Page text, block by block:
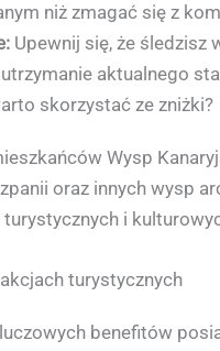
niż zmagać się z
Upewnij się, że śledzisz
aktualnego
skorzystać ze zniżki?
Wysp
oraz innych wysp
i
turystycznych
benefitów